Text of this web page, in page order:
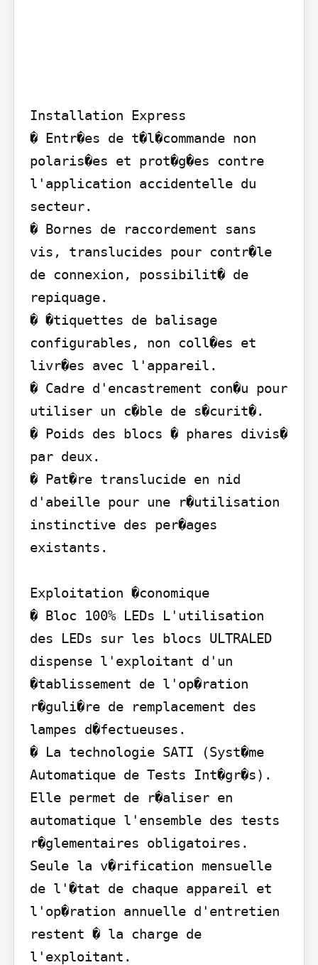
Installation Express
� Entr�es de t�l�commande non
polaris�es et prot�g�es contre
l'application accidentelle du
secteur.
� Bornes de raccordement sans
vis, translucides pour contr�le
de connexion, possibilit� de
repiquage.
� �tiquettes de balisage
configurables, non coll�es et
livr�es avec l'appareil.
� Cadre d'encastrement con�u pour
utiliser un c�ble de s�curit�.
� Poids des blocs � phares divis�
par deux.
� Pat�re translucide en nid
d'abeille pour une r�utilisation
instinctive des per�ages
existants.
Exploitation �conomique
� Bloc 100% LEDs L'utilisation
des LEDs sur les blocs ULTRALED
dispense l'exploitant d'un
�tablissement de l'op�ration
r�guli�re de remplacement des
lampes d�fectueuses.
� La technologie SATI (Syst�me
Automatique de Tests Int�gr�s).
Elle permet de r�aliser en
automatique l'ensemble des tests
r�glementaires obligatoires.
Seule la v�rification mensuelle
de l'�tat de chaque appareil et
l'op�ration annuelle d'entretien
restent � la charge de
l'exploitant.